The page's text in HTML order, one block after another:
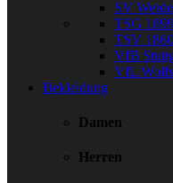
SV
TSG
TSV
VfB
VfL
Bekleidung
Damen
Herren